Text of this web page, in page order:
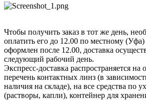
Чтобы получить заказ в тот же день,
оплатить его до 12.00 по местному (Уфа)
оформлен после 12.00, доставка
следующий рабочий день.
Экспресс-доставка распространяется на
перечень контактных линз (в
наличия на складе), на все средства по
(растворы, капли), контейнер для